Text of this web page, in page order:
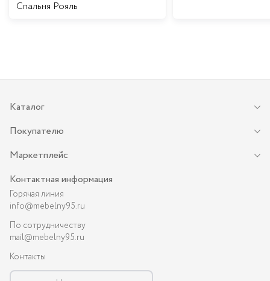
Спальня Рояль
Каталог
Покупателю
Маркетплейс
Контактная информация
Горячая линия
info@mebelny95.ru
По сотрудничеству
mail@mebelny95.ru
Контакты